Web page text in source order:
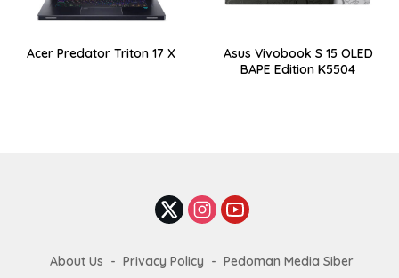
Acer Predator Triton 17 X
Asus Vivobook S 15 OLED
BAPE Edition K5504
About Us Privacy Policy
Pedoman Media Siber